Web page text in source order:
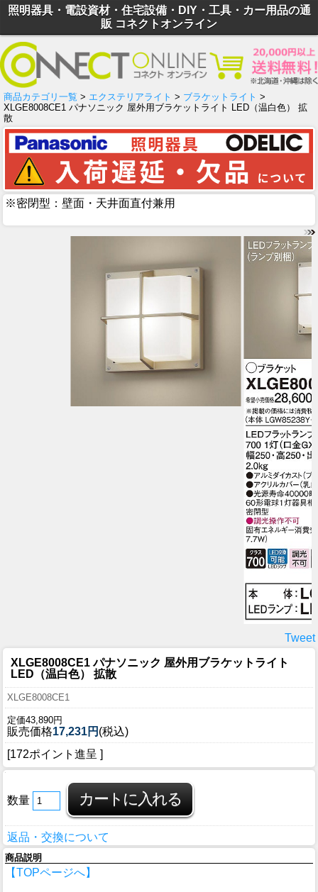
照明器具・電設資材・住宅設備・DIY・工具・カー用品の通
販 コネクトオンライン
商品カテゴリ一覧 > エクステリアライト > ブラケットライト >
XLGE8008CE1 パナソニック 屋外用ブラケットライト LED（温白色） 拡
散
※密閉型：壁面・天井面直付兼用
Tweet
XLGE8008CE1 パナソニック 屋外用ブラケットライト
LED（温白色） 拡散
XLGE8008CE1
定価43,890円
販売価格17,231円 (税込)
[172ポイント進呈 ]
数量
返品・交換について
商品説明
【TOPページへ】